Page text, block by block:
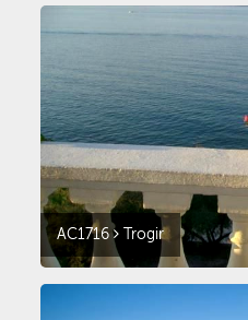
AC1716 Trogir